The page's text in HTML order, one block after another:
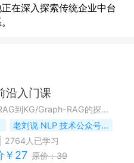
在深入探索传统企业中台
沿入门课
一场从RAG到KG/Graph-RAG的探索之旅
老刘说 NLP 技术公众号 / 社区作者
2764人已学习
￥ 27 原价：39